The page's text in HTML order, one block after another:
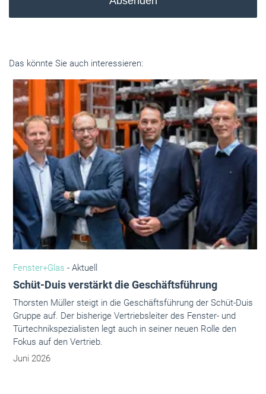
Das könnte Sie auch interessieren:
Fenster+Glas- Aktuell
Schüt-Duis verstärkt die Geschäftsführung
Thorsten Müller steigt in die Geschäftsführung der Schüt-Duis
Gruppe auf. Der bisherige Vertriebsleiter des Fenster- und
Türtechnikspezialisten legt auch in seiner neuen Rolle den
Fokus auf den Vertrieb.
Juni 2026